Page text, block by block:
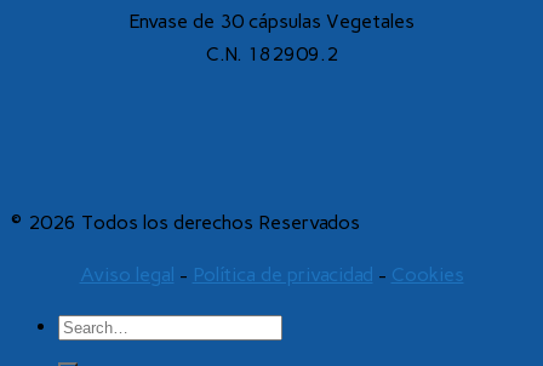
Envase de 30 cápsulas Vegetales
C.N. 182909.2
© 2026 Todos los derechos Reservados
Aviso legal - Política de privacidad - Cookies